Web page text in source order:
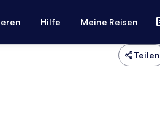
Hilfe Meine Reisen
Teilen